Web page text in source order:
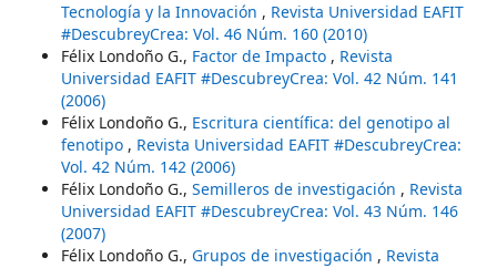
Tecnología y la Innovación , Revista Universidad EAFIT
#DescubreyCrea: Vol. 46 Núm. 160 (2010)
Félix Londoño G., Factor de Impacto , Revista
Universidad EAFIT #DescubreyCrea: Vol. 42 Núm. 141
(2006)
Félix Londoño G., Escritura científica: del genotipo al
fenotipo , Revista Universidad EAFIT #DescubreyCrea:
Vol. 42 Núm. 142 (2006)
Félix Londoño G., Semilleros de investigación , Revista
Universidad EAFIT #DescubreyCrea: Vol. 43 Núm. 146
(2007)
Félix Londoño G., Grupos de investigación , Revista